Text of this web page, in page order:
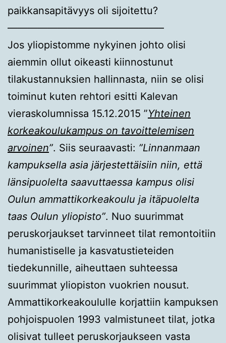
paikkansapitävyys oli sijoitettu?
———————————————–
Jos yliopistomme nykyinen johto olisi
aiemmin ollut oikeasti kiinnostunut
tilakustannuksien hallinnasta, niin se olisi
toiminut kuten rehtori esitti Kalevan
vieraskolumnissa 15.12.2015 ”Yhteinen
korkeakoulukampus on tavoittelemisen
arvoinen”. Siis seuraavasti: ”Linnanmaan
kampuksella asia järjestettäisiin niin, että
länsipuolelta saavuttaessa kampus olisi
Oulun ammattikorkeakoulu ja itäpuolelta
taas Oulun yliopisto”. Nuo suurimmat
peruskorjaukset tarvinneet tilat remontoitiin
humanistiselle ja kasvatustieteiden
tiedekunnille, aiheuttaen suhteessa
suurimmat yliopiston vuokrien nousut.
Ammattikorkeakoululle korjattiin kampuksen
pohjoispuolen 1993 valmistuneet tilat, jotka
olisivat tulleet peruskorjaukseen vasta